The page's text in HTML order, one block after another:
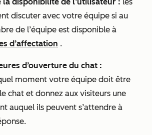
discuter avec votre équipe si au
de l’équipe est disponible à
d’affectation .
d’ouverture du chat :
moment votre équipe doit être
chat et donnez aux visiteurs une
auquel ils peuvent s’attendre à